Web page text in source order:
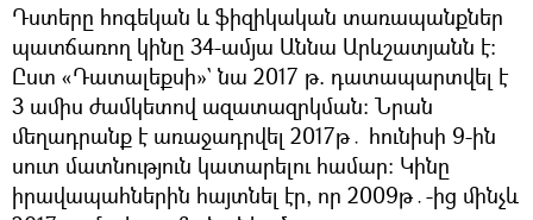
Դստերը հոգեկան և ֆիզիկական տառապանքներ
պատճառող կինը 34-ամյա Աննա Արևշատյանն է։
Ըստ «Դատալեքսի»` նա 2017 թ. դատապարտվել է
3 ամիս ժամկետով ազատազրկման։ Նրան
մեղադրանք է առաջադրվել 2017թ․ հունիսի 9-ին
սուտ մատնություն կատարելու համար։ Կինը
իրավապահներին հայտնել էր, որ 2009թ․-ից մինչև